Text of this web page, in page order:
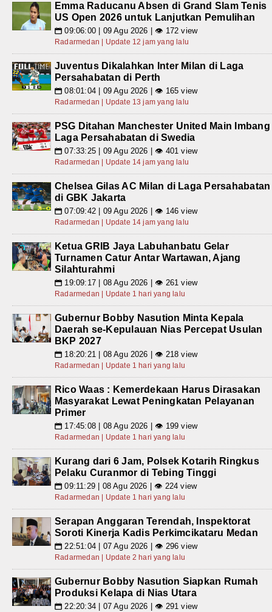
Emma Raducanu Absen di Grand Slam Tenis
US Open 2026 untuk Lanjutkan Pemulihan
📅 09:06:00 | 09 Agu 2026 | 👁 172 view
Radarmedan | Update 12 jam yang lalu
Juventus Dikalahkan Inter Milan di Laga
Persahabatan di Perth
📅 08:01:04 | 09 Agu 2026 | 👁 165 view
Radarmedan | Update 13 jam yang lalu
PSG Ditahan Manchester United Main Imbang
Laga Persahabatan di Swedia
📅 07:33:25 | 09 Agu 2026 | 👁 401 view
Radarmedan | Update 14 jam yang lalu
Chelsea Gilas AC Milan di Laga Persahabatan
di GBK Jakarta
📅 07:09:42 | 09 Agu 2026 | 👁 146 view
Radarmedan | Update 14 jam yang lalu
Ketua GRIB Jaya Labuhanbatu Gelar
Turnamen Catur Antar Wartawan, Ajang
Silahturahmi
📅 19:09:17 | 08 Agu 2026 | 👁 261 view
Radarmedan | Update 1 hari yang lalu
Gubernur Bobby Nasution Minta Kepala
Daerah se-Kepulauan Nias Percepat Usulan
BKP 2027
📅 18:20:21 | 08 Agu 2026 | 👁 218 view
Radarmedan | Update 1 hari yang lalu
Rico Waas : Kemerdekaan Harus Dirasakan
Masyarakat Lewat Peningkatan Pelayanan
Primer
📅 17:45:08 | 08 Agu 2026 | 👁 199 view
Radarmedan | Update 1 hari yang lalu
Kurang dari 6 Jam, Polsek Kotarih Ringkus
Pelaku Curanmor di Tebing Tinggi
📅 09:11:29 | 08 Agu 2026 | 👁 224 view
Radarmedan | Update 1 hari yang lalu
Serapan Anggaran Terendah, Inspektorat
Soroti Kinerja Kadis Perkimcikataru Medan
📅 22:51:04 | 07 Agu 2026 | 👁 296 view
Radarmedan | Update 2 hari yang lalu
Gubernur Bobby Nasution Siapkan Rumah
Produksi Kelapa di Nias Utara
📅 22:20:34 | 07 Agu 2026 | 👁 291 view